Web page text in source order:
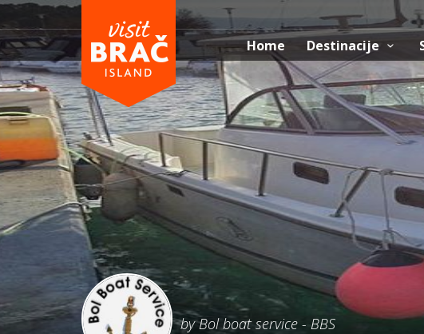
Home Destinacije
by Bol boat service - BBS